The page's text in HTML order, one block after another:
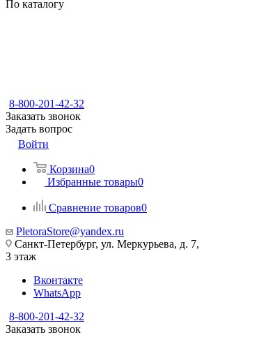
По каталогу
8-800-201-42-32
Заказать звонок
Задать вопрос
Войти
Корзина0
Избранные товары0
Сравнение товаров0
PletoraStore@yandex.ru
Санкт-Петербург, ул. Меркурьева, д. 7,
3 этаж
Вконтакте
WhatsApp
8-800-201-42-32
Заказать звонок